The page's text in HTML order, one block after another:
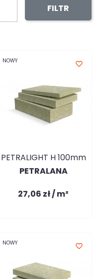
FILTR
NOWY favorite_border
PETRALIGHT H 100mm
PETRALANA
27,06 zł / m²
NOWY favorite_border